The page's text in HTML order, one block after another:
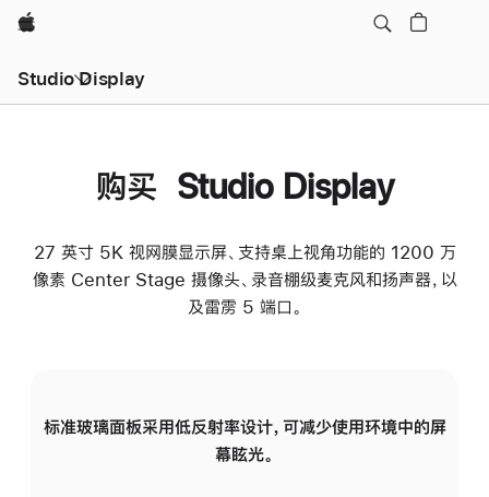
Apple
Studio Display
购买 Studio Display
27 英寸 5K 视网膜显示屏、支持桌上视角功能的 1200 万
像素 Center Stage 摄像头、录音棚级麦克风和扬声器，以
及雷雳 5 端口。
标准玻璃面板采用低反射率设计，可减少使用环境中的屏
幕眩光。